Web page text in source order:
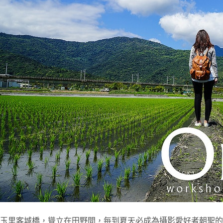
玉里客城橋，聳立在田野間，每到夏天必成為攝影愛好者朝聖